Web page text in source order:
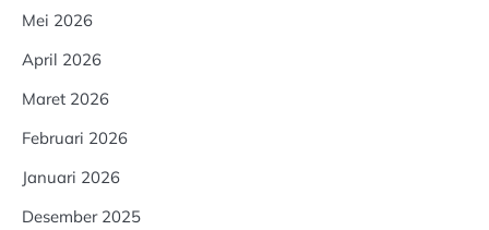
Mei 2026
April 2026
Maret 2026
Februari 2026
Januari 2026
Desember 2025